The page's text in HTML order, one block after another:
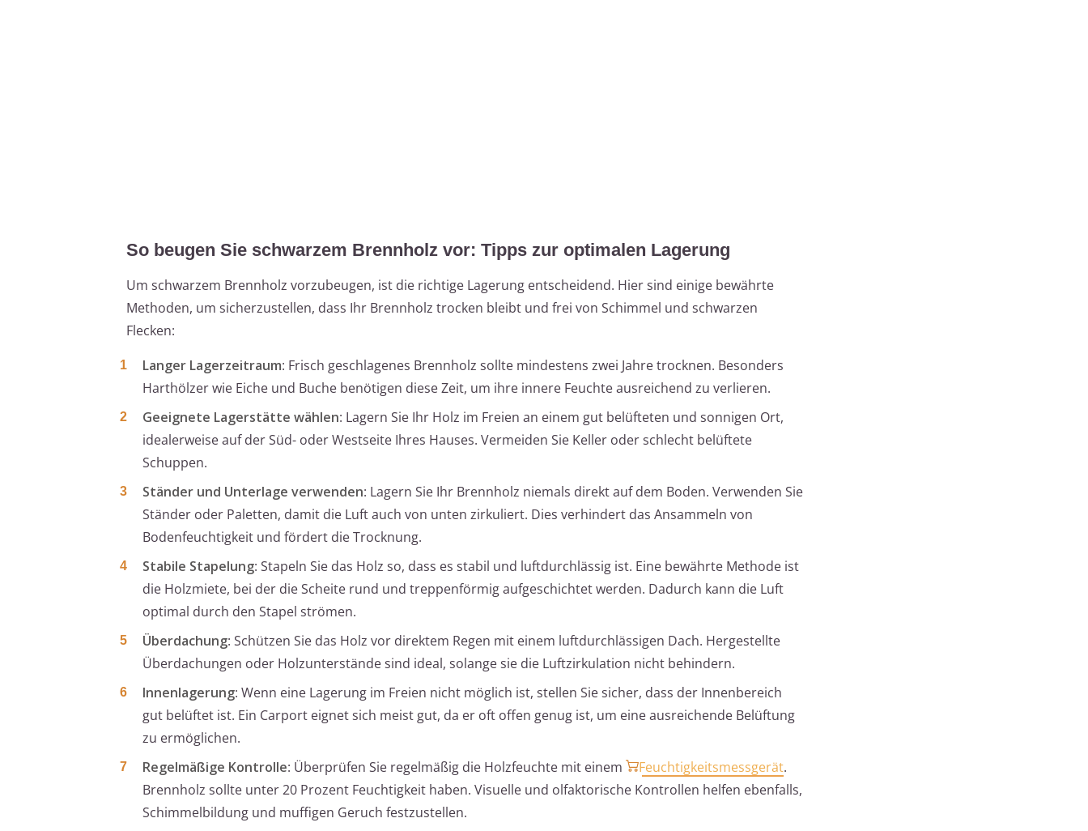
So beugen Sie schwarzem Brennholz vor: Tipps zur optimalen Lagerung
Um schwarzem Brennholz vorzubeugen, ist die richtige Lagerung entscheidend. Hier sind einige bewährte
Methoden, um sicherzustellen, dass Ihr Brennholz trocken bleibt und frei von Schimmel und schwarzen
Flecken:
Langer Lagerzeitraum: Frisch geschlagenes Brennholz sollte mindestens zwei Jahre trocknen. Besonders
Harthölzer wie Eiche und Buche benötigen diese Zeit, um ihre innere Feuchte ausreichend zu verlieren.
Geeignete Lagerstätte wählen: Lagern Sie Ihr Holz im Freien an einem gut belüfteten und sonnigen Ort,
idealerweise auf der Süd- oder Westseite Ihres Hauses. Vermeiden Sie Keller oder schlecht belüftete
Schuppen.
Ständer und Unterlage verwenden: Lagern Sie Ihr Brennholz niemals direkt auf dem Boden. Verwenden Sie
Ständer oder Paletten, damit die Luft auch von unten zirkuliert. Dies verhindert das Ansammeln von
Bodenfeuchtigkeit und fördert die Trocknung.
Stabile Stapelung: Stapeln Sie das Holz so, dass es stabil und luftdurchlässig ist. Eine bewährte Methode ist
die Holzmiete, bei der die Scheite rund und treppenförmig aufgeschichtet werden. Dadurch kann die Luft
optimal durch den Stapel strömen.
Überdachung: Schützen Sie das Holz vor direktem Regen mit einem luftdurchlässigen Dach. Hergestellte
Überdachungen oder Holzunterstände sind ideal, solange sie die Luftzirkulation nicht behindern.
Innenlagerung: Wenn eine Lagerung im Freien nicht möglich ist, stellen Sie sicher, dass der Innenbereich
gut belüftet ist. Ein Carport eignet sich meist gut, da er oft offen genug ist, um eine ausreichende Belüftung
zu ermöglichen.
Regelmäßige Kontrolle: Überprüfen Sie regelmäßig die Holzfeuchte mit einem Feuchtigkeitsmessgerät.
Brennholz sollte unter 20 Prozent Feuchtigkeit haben. Visuelle und olfaktorische Kontrollen helfen ebenfalls,
Schimmelbildung und muffigen Geruch festzustellen.